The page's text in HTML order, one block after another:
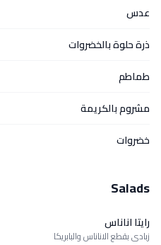
عدس
ذرة حلوة بالخضروات
طماطم
مشروم بالكريمة
خضروات
Salads
رايتا اناناس
زبادى بقطع الاناناس والبابريكا